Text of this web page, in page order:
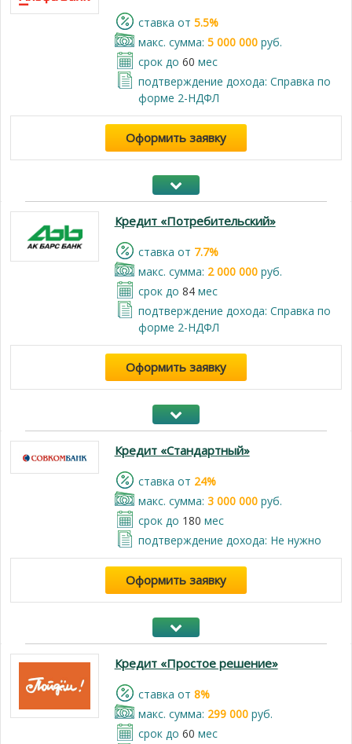
cтавка от 5.5%
макс. сумма: 5 000 000руб.
срок до 60 мес
подтверждение дохода: Справка по
форме 2-НДФЛ
Оформить заявку
Кредит «Потребительский»
cтавка от 7.7%
макс. сумма: 2 000 000руб.
срок до 84мес
подтверждение дохода: Справка по
форме 2-НДФЛ
Оформить заявку
Кредит «Стандартный»
cтавка от 24%
макс. сумма: 3 000 000руб.
срок до 180 мес
подтверждение дохода: Не нужно
Оформить заявку
Кредит «Простое решение»
cтавка от 8%
макс. сумма: 299 000руб.
срок до 60 мес